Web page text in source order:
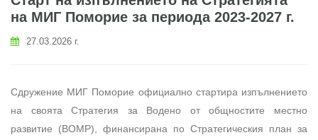
на МИГ Поморие за периода 2023-2027 г.
27.03.2026 г.
Сдружение МИГ Поморие официално стартира изпълнението
на своята Стратегия за Водено от общностите местно
развитие (ВОМР), финансирана по Стратегическия план за